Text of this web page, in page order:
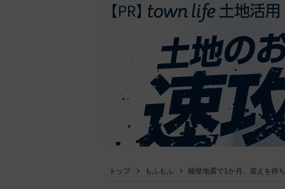
トップ もふもふ 能登地震で1か月、迎えを待